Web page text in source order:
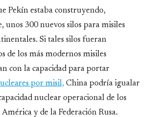
Pekín estaba construyendo,
unos 300 nuevos silos para misiles
Si tales silos fueran
de los más modernos misiles
con la capacidad para portar
por misil, China podría igualar
nuclear operacional de los
América y de la Federación Rusa.